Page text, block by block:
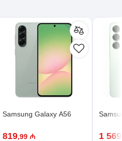
Samsung Galaxy A56
819,99 ₼ 1 569